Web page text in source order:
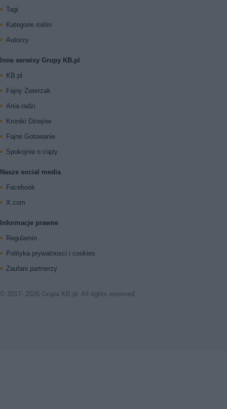
Tagi
Kategorie roślin
Autorzy
Inne serwisy Grupy KB.pl
KB.pl
Fajny Zwierzak
Ania radzi
Kroniki Dziejów
Fajne Gotowanie
Spokojnie o ciąży
Nasze social media
Facebook
X.com
Informacje prawne
Regulamin
Polityka prywatnosci i cookies
Zaufani partnerzy
© 2017- 2026 Grupa KB.pl. All rights reserved.